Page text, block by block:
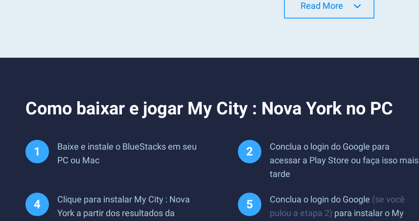
Read More
Como baixar e jogar My City : Nova York no PC
Baixe e instale o BlueStacks em seu
PC ou Mac
Conclua o login do Google para
acessar a Play Store ou faça isso mais
tarde
Clique para instalar My City : Nova
York a partir dos resultados da
Conclua o login do Google (se você
pulou a etapa 2) para instalar o My